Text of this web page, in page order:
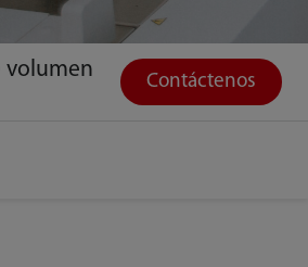
volumen
Contáctenos